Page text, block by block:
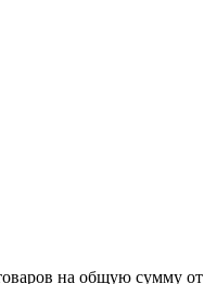
на общую сумму от